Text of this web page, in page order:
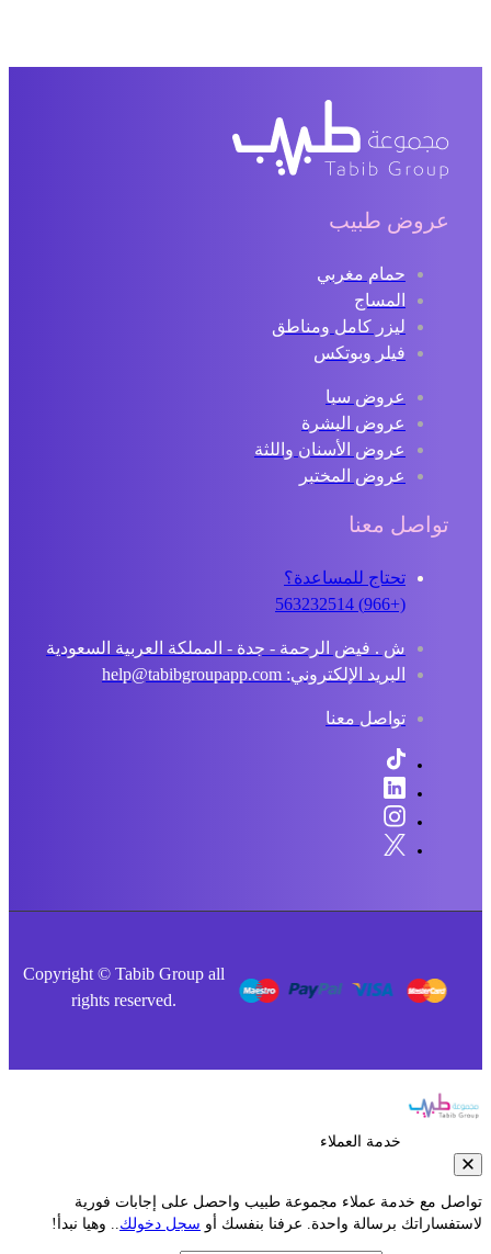
عروض طبيب
حمام مغربي
المساج
ليزر كامل ومناطق
فيلر وبوتكس
عروض سبا
عروض البشرة
عروض الأسنان واللثة
عروض المختبر
تواصل معنا
تحتاج للمساعدة؟
ش . فيض الرحمة - جدة - المملكة العربية السعودية
البريد الإلكتروني: help@tabibgroupapp.com
تواصل معنا
Copyright © Tabib Group all
rights reserved.
خدمة العملاء
مع خدمة عملاء مجموعة طبيب واحصل على إجابات فورية
برسالة واحدة. عرفنا بنفسك أوسجل دخولك.. وهيا نبدأ!